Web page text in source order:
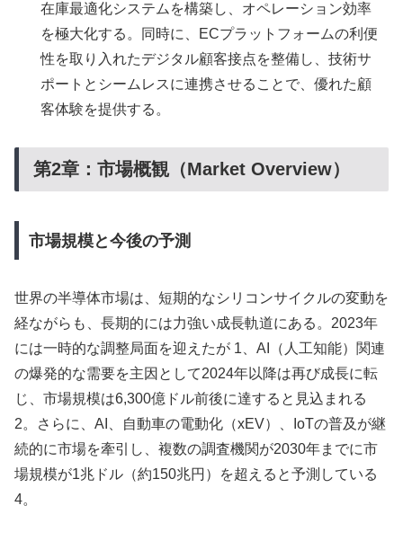
在庫最適化システムを構築し、オペレーション効率
を極大化する。同時に、ECプラットフォームの利便
性を取り入れたデジタル顧客接点を整備し、技術サ
ポートとシームレスに連携させることで、優れた顧
客体験を提供する。
第2章：市場概観（Market Overview）
市場規模と今後の予測
世界の半導体市場は、短期的なシリコンサイクルの変動を
経ながらも、長期的には力強い成長軌道にある。2023年
には一時的な調整局面を迎えたが 1、AI（人工知能）関連
の爆発的な需要を主因として2024年以降は再び成長に転
じ、市場規模は6,300億ドル前後に達すると見込まれる
2。さらに、AI、自動車の電動化（xEV）、IoTの普及が継
続的に市場を牽引し、複数の調査機関が2030年までに市
場規模が1兆ドル（約150兆円）を超えると予測している
4。